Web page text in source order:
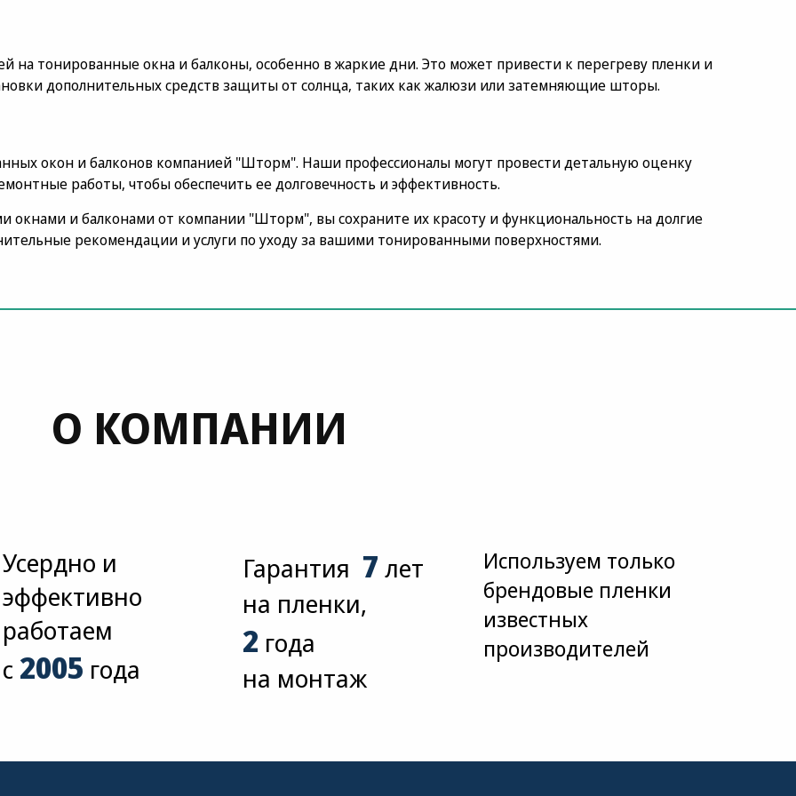
на тонированные окна и балконы, особенно в жаркие дни. Это может привести к перегреву пленки и
дополнительных средств защиты от солнца, таких как жалюзи или затемняющие шторы.
окон и балконов компанией "Шторм". Наши профессионалы могут провести детальную оценку
работы, чтобы обеспечить ее долговечность и эффективность.
окнами и балконами от компании "Шторм", вы сохраните их красоту и функциональность на долгие
рекомендации и услуги по уходу за вашими тонированными поверхностями.
О КОМПАНИИ
Усердно и
эффективно
работаем
с 2005 года
Гарантия 7 лет
на пленки,
2 года
на монтаж
Используем только
брендовые пленки
известных
производителей